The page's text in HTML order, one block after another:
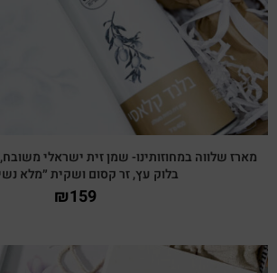
מארז שלווה במחוזותינו- שמן זית ישראלי
בלוק עץ, זר קסום ושקית ״מלא
₪159